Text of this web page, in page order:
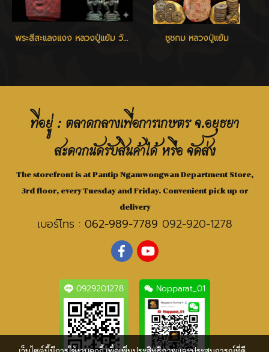
พระสีสะแลงแงง หลวงปู่แย้ม วัดสามง่าม ชูชกม หลวงปู่แย้ม
ที่อยู่ : ตลาดกลางเพื่อการเกษตร จ.อยุธยา
สะดวกนัดรับสินค้าได้ หรือ จัดส่ง
The storefront is at Pantip Ngamwongwan Department Store,
3rd floor, every Tuesday and Friday. Convenient pick up or
delivery
เบอร์โทร : 062-989-7789 092-920-1278
0929201278 Nopparat_01